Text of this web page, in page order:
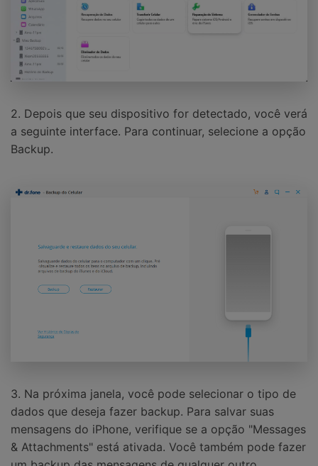
2. Depois que seu dispositivo for detectado, você verá
a seguinte interface. Para continuar, selecione a opção
Backup.
3. Na próxima janela, você pode selecionar o tipo de
dados que deseja fazer backup. Para salvar suas
mensagens do iPhone, verifique se a opção "Messages
& Attachments" está ativada. Você também pode fazer